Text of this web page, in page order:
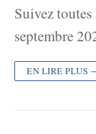
Suivez
septembre
EN LIRE PLUS